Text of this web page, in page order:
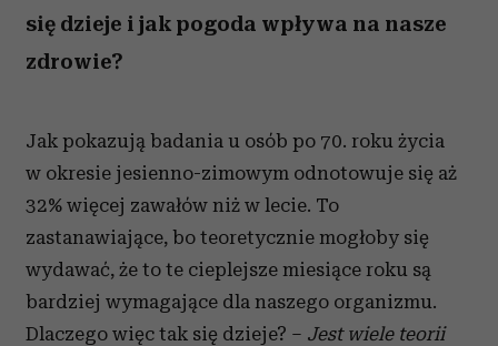
się dzieje i jak pogoda wpływa na nasze
zdrowie?
Jak pokazują badania u osób po 70. roku życia
w okresie jesienno-zimowym odnotowuje się aż
32% więcej zawałów niż w lecie. To
zastanawiające, bo teoretycznie mogłoby się
wydawać, że to te cieplejsze miesiące roku są
bardziej wymagające dla naszego organizmu.
Dlaczego więc tak się dzieje? – Jest wiele teorii